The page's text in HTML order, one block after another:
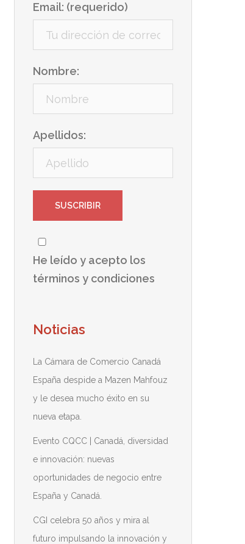
Email: (requerido)
Nombre:
Apellidos:
He leído y acepto los
términos y condiciones
Noticias
La Cámara de Comercio Canadá
España despide a Mazen Mahfouz
y le desea mucho éxito en su
nueva etapa.
Evento CQCC | Canadá, diversidad
e innovación: nuevas
oportunidades de negocio entre
España y Canadá.
CGI celebra 50 años y mira al
futuro impulsando la innovación y